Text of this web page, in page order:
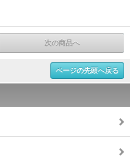
次の商品へ
ページの先頭へ戻る